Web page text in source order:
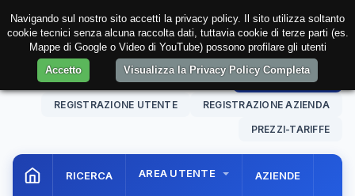
10 Aug. 202612:19:59 AREA RISERVATA
REGISTRAZIONE UTENTE REGISTRAZIONE AZIENDA
PREZZI-TARIFFE
RICERCA AREA UTENTE AZIENDE
Navigando sul nostro sito accetti la privacy policy. Il sito utilizza soltanto
cookie tecnici senza alcuna raccolta dati, tuttavia cookie di terze parti (es.
Mappe di Google o Video di YouTube) possono profilare gli utenti
Accetto
Visualizza la Privacy Policy Completa